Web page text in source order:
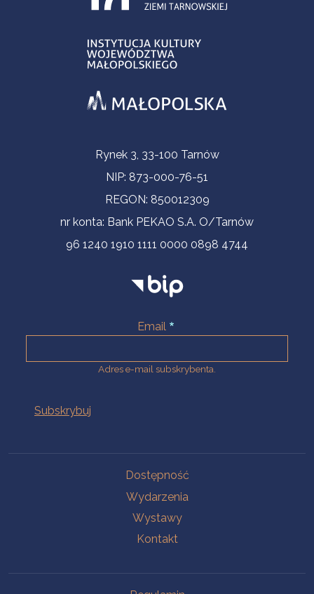
Informacje kontaktoweRynek 3, 33-100 Tarnów
NIP: 873-000-76-51
REGON: 850012309
nr konta: Bank PEKAO S.A. O/Tarnów
96 1240 1910 1111 0000 0898 4744
Email
Adres e-mail subskrybenta.
Dostępność
Wydarzenia
Wystawy
Kontakt